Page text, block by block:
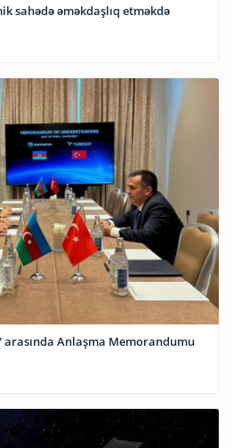
sahədə əməkdaşlıq etməkdə
arasında Anlaşma Memorandumu